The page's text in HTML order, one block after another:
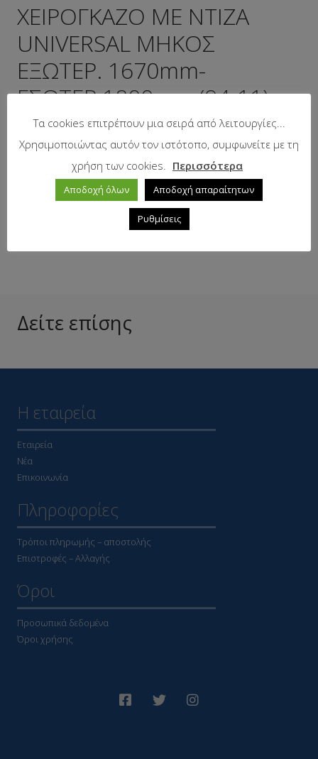
ΧΕΙΡΟΓΚΑΖΟ ME NTIZA
UNIVERSAL ΜΗΚΟΣ
ΕΞΩΤΕΡ. 1670mm-
ΕΣΩΤΕΡ.1800mm (94-11)
Προτεινόμενη λιανική τιμή:11.77€
Δείτε επίσης
Η εταιρεία
Εταιρεία
Νέα
Επικοινωνία
Πληροφορίες
Τρόποι πληρωμής – αποστολής
Επιστροφές – Αλλαγής
Όροι
Προσωπικά δεδομένα
Όροι χρήσης
Τα cookies επιτρέπουν μια σειρά από λειτουργίες...
Χρησιμοποιώντας αυτόν τον ιστότοπο, συμφωνείτε με τη
χρήση των cookies.
Περισσότερα
Αποδοχή όλων Αποδοχή απαραίτητων
Ρυθμίσεις